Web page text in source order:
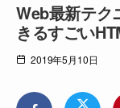
Web最新テク
きるすごい
2019年5月10日